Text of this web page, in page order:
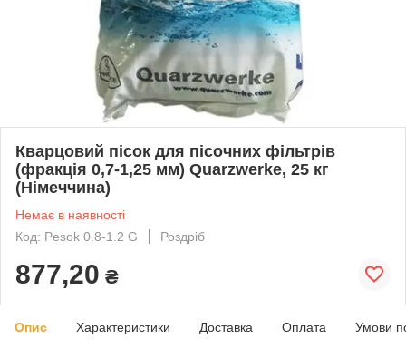
Кварцовий пісок для пісочних фільтрів
(фракція 0,7-1,25 мм) Quarzwerke, 25 кг
(Німеччина)
Немає в наявності
Код: Pesok 0.8-1.2 G
Роздріб
877,20 ₴
Опис Характеристики Доставка Оплата Умови